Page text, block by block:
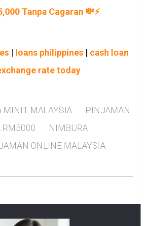
Tanpa Cagaran 💸⚡
| loans philippines| cash loan
rate today
MINIT MALAYSIA
PINJAMAN
RM5000
NIMBURA
ONLINE MALAYSIA